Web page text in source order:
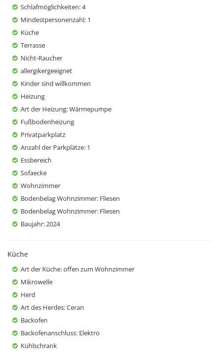
Schlafmöglichkeiten: 4
Mindestpersonenzahl: 1
Küche
Terrasse
Nicht-Raucher
allergikergeeignet
Kinder sind willkommen
Heizung
Art der Heizung: Wärmepumpe
Fußbodenheizung
Privatparkplatz
Anzahl der Parkplätze: 1
Essbereich
Sofaecke
Wohnzimmer
Bodenbelag Wohnzimmer: Fliesen
Bodenbelag Wohnzimmer: Fliesen
Baujahr: 2024
Küche
Art der Küche: offen zum Wohnzimmer
Mikrowelle
Herd
Art des Herdes: Ceran
Backofen
Backofenanschluss: Elektro
Kühlschrank